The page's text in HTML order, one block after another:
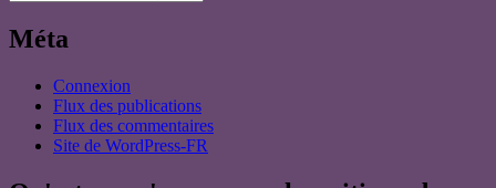
Méta
Connexion
Flux des publications
Flux des commentaires
Site de WordPress-FR